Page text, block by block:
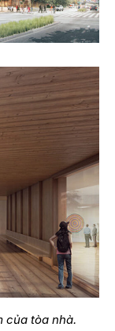
của tòa nhà.